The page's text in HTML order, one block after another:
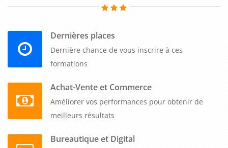
Dernières places
Dernière chance de vous inscrire à ces
formations
Achat-Vente et Commerce
Améliorer vos performances pour obtenir de
meilleurs résultats
Bureautique et Digital